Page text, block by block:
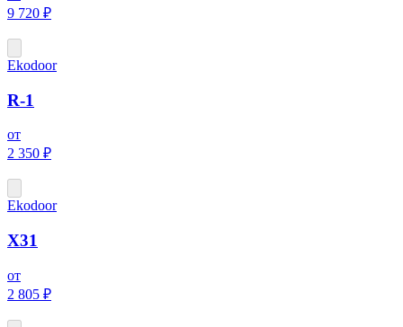
9 720 ₽
Ekodoor
R-1
от
2 350 ₽
Ekodoor
X31
от
2 805 ₽